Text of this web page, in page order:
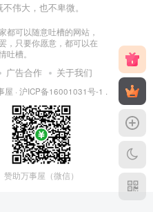
伟大，也不卑微。
都可以随意吐槽的网站，
，只要你愿意，都可以在
吐槽。
广告合作 关于我们
屋 · 沪ICP备16001031号-1 .
赞助万事屋（微信）